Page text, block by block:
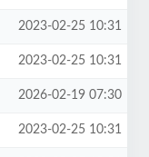
2023-02-25 10:31
2023-02-25 10:31
2026-02-19 07:30
2023-02-25 10:31